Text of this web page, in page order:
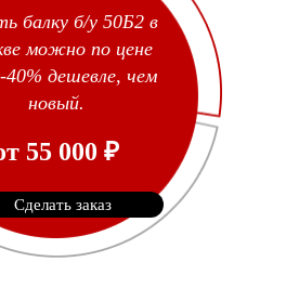
балку б/у 50Б2 в
можно по цене
40% дешевле, чем
новый.
55 000 ₽
Сделать заказ